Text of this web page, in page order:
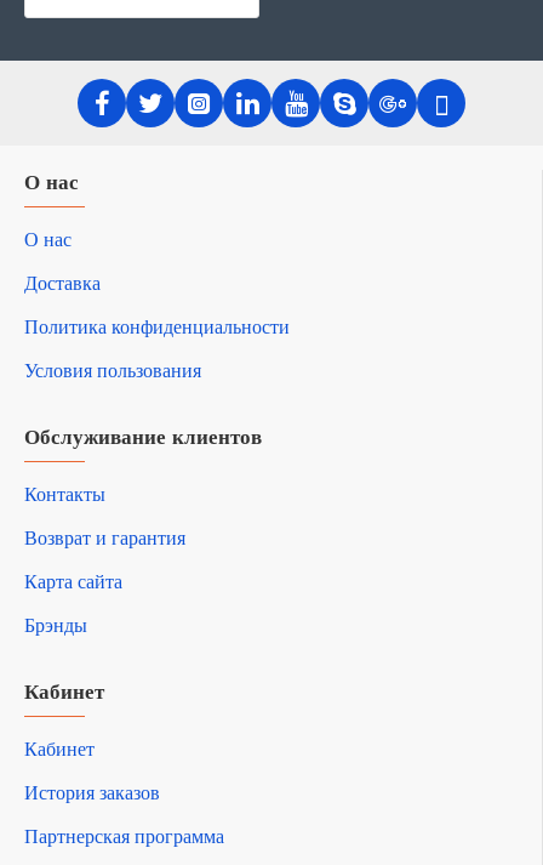
О нас
О нас
Доставка
Политика конфиденциальности
Условия пользования
Обслуживание клиентов
Контакты
Возврат и гарантия
Карта сайта
Брэнды
Кабинет
Кабинет
История заказов
Партнерская программа